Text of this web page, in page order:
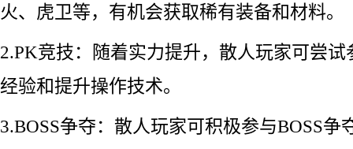
火、虎卫等，有机会获取稀有装备和材料。
2.PK竞技：随着实力提升，散人玩家可尝
经验和提升操作技术。
3.BOSS争夺：散人玩家可积极参与BOSS争